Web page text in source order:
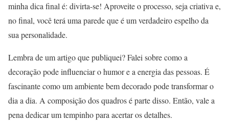
minha dica final é: divirta-se! Aproveite o processo, seja criativa e,
no final, você terá uma parede que é um verdadeiro espelho da
sua personalidade.
Lembra de um artigo que publiquei? Falei sobre como a
decoração pode influenciar o humor e a energia das pessoas. É
fascinante como um ambiente bem decorado pode transformar o
dia a dia. A composição dos quadros é parte disso. Então, vale a
pena dedicar um tempinho para acertar os detalhes.